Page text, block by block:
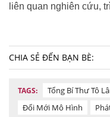
liên quan nghiên cứu,
CHIA SẺ ĐẾN BẠN BÈ:
TAGS: Tổng Bí Thư Tô
Đổi Mới Mô Hình